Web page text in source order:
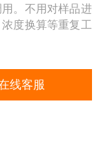
。不用对样品进
度换算等重复工
线客服